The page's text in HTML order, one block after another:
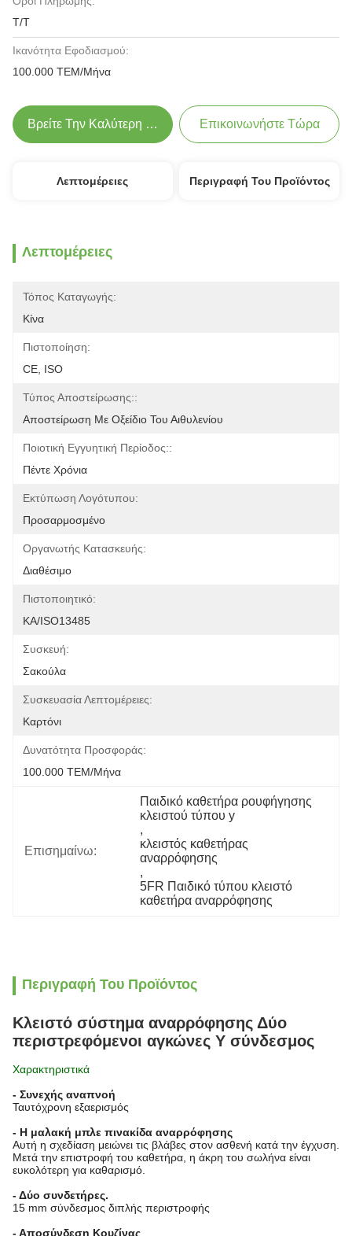
Τ/Τ
Ικανότητα Εφοδιασμού:
100.000 ΤΕΜ/Μήνα
Βρείτε Την Καλύτερη Τιμή Επικοινωνήστε Τώρα
Λεπτομέρειες Περιγραφή Του Προϊόντος
Λεπτομέρειες
Τόπος Καταγωγής:
Κίνα
Πιστοποίηση:
CE, ISO
Τύπος Αποστείρωσης::
Αποστείρωση Με Οξείδιο Του Αιθυλενίου
Ποιοτική Εγγυητική Περίοδος::
Πέντε Χρόνια
Εκτύπωση Λογότυπου:
Προσαρμοσμένο
Οργανωτής Κατασκευής:
Διαθέσιμο
Πιστοποιητικό:
ΚΑ/ISO13485
Συσκευή:
Σακούλα
Συσκευασία Λεπτομέρειες:
Καρτόνι
Δυνατότητα Προσφοράς:
100.000 ΤΕΜ/Μήνα
Επισημαίνω:
Παιδικό καθετήρα ρουφήγησης
κλειστού τύπου y
,
κλειστός καθετήρας
αναρρόφησης
,
5FR Παιδικό τύπου κλειστό
καθετήρα αναρρόφησης
Περιγραφή Του Προϊόντος
Κλειστό σύστημα αναρρόφησης Δύο
περιστρεφόμενοι αγκώνες Y σύνδεσμος
Χαρακτηριστικά
- Συνεχής αναπνοή
Ταυτόχρονη εξαερισμός
- Η μαλακή μπλε πινακίδα αναρρόφησης
Αυτή η σχεδίαση μειώνει τις βλάβες στον ασθενή κατά την έγχυση.
Μετά την επιστροφή του καθετήρα, η άκρη του σωλήνα είναι
ευκολότερη για καθαρισμό.
- Δύο συνδετήρες.
15 mm σύνδεσμος διπλής περιστροφής
- Αποσύνδεση Κουζίνας